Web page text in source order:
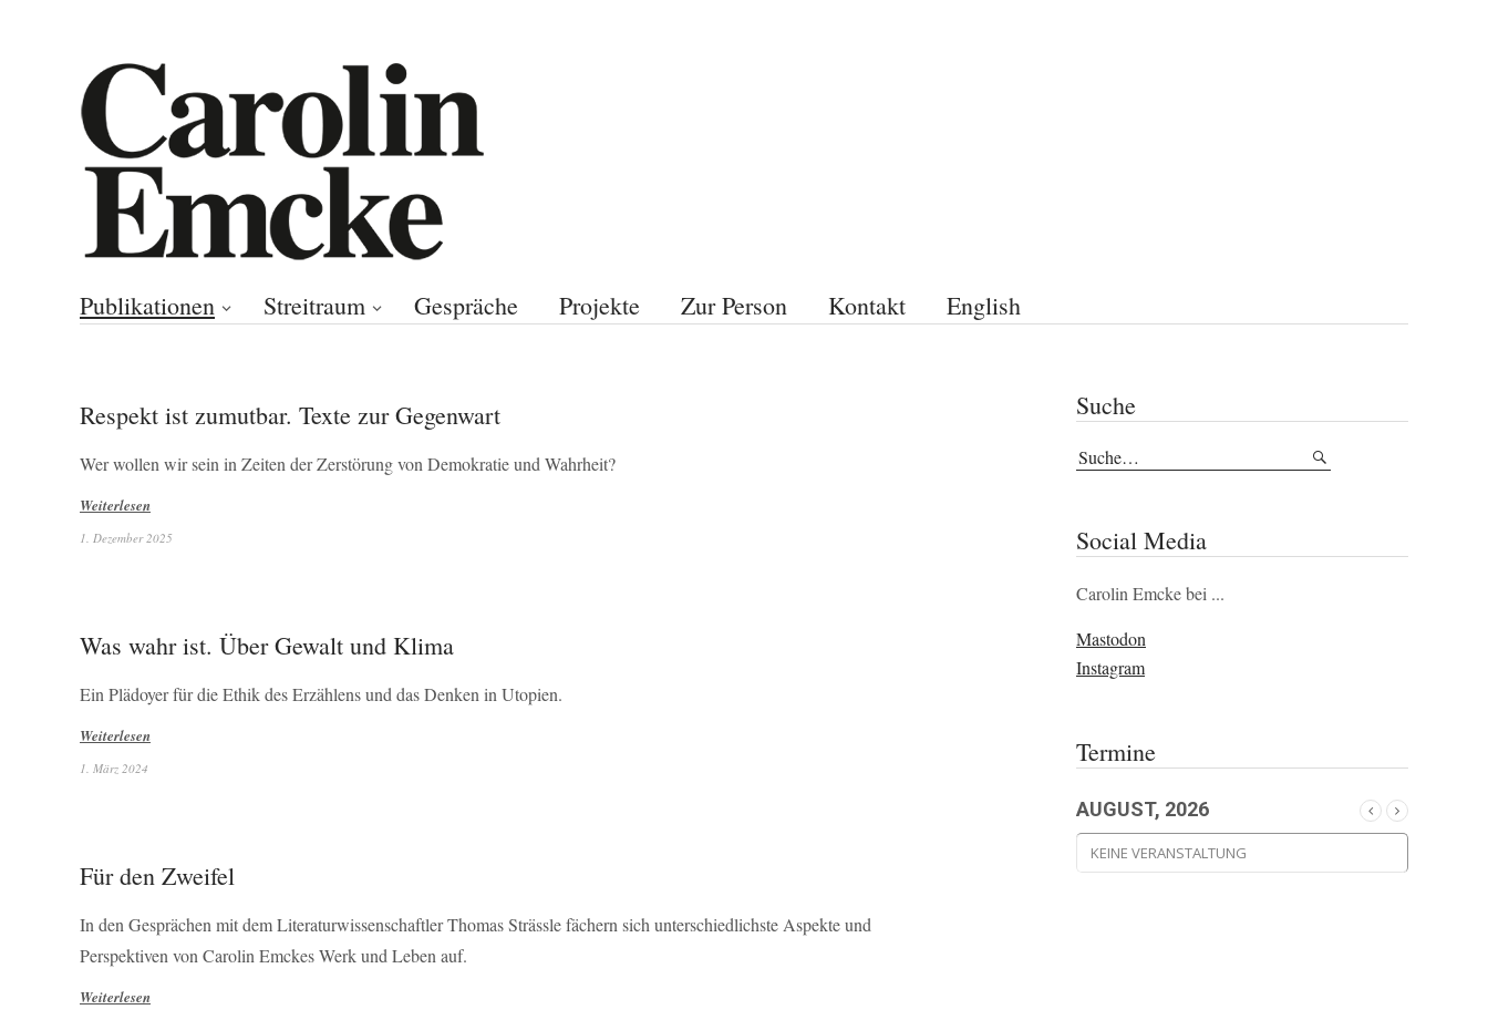
Publikationen Streitraum Gespräche Projekte Zur Person Kontakt English
Respekt ist zumutbar. Texte zur Gegenwart
Wer wollen wir sein in Zeiten der Zerstörung von Demokratie und Wahrheit?
Weiterlesen
1. Dezember 2025
Was wahr ist. Über Gewalt und Klima
Ein Plädoyer für die Ethik des Erzählens und das Denken in Utopien.
Weiterlesen
1. März 2024
Für den Zweifel
In den Gesprächen mit dem Literaturwissenschaftler Thomas Strässle fächern sich unterschiedlichste Aspekte und
Perspektiven von Carolin Emckes Werk und Leben auf.
Weiterlesen
Suche
Social Media
Carolin Emcke bei ...
Mastodon
Instagram
Termine
AUGUST, 2026
KEINE VERANSTALTUNG